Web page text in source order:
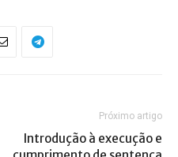
Próximo artigo
Introdução à execução e